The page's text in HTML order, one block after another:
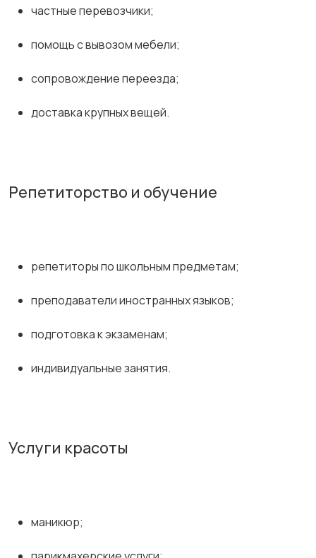
частные перевозчики;
помощь с вывозом мебели;
сопровождение переезда;
доставка крупных вещей.
Репетиторство и обучение
репетиторы по школьным предметам;
преподаватели иностранных языков;
подготовка к экзаменам;
индивидуальные занятия.
Услуги красоты
маникюр;